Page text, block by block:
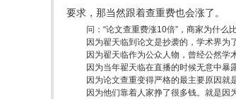
要求，那当然跟着查重费也会涨了。
问：“论文查重费涨10倍”，商家为什么
因为翟天临到论文是抄袭的，学术界为
因为翟天临作为公众人物，曾经公然学
因为当年翟天临在直播的时候无意中暴
因为论文查重变得严格的最主要原因就
因为他们靠着人家挣了很多钱。就是因